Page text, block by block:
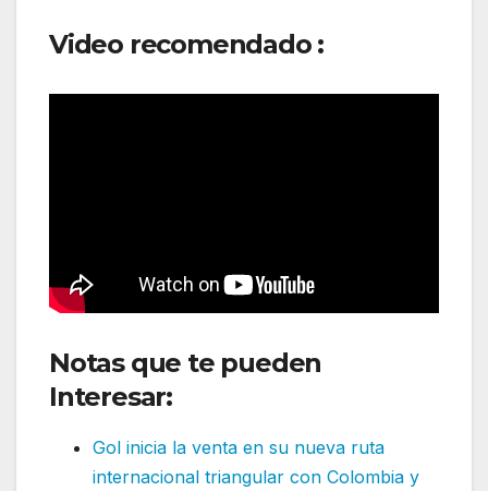
Video recomendado :
Notas que te pueden
Interesar:
Gol inicia la venta en su nueva ruta
internacional triangular con Colombia y